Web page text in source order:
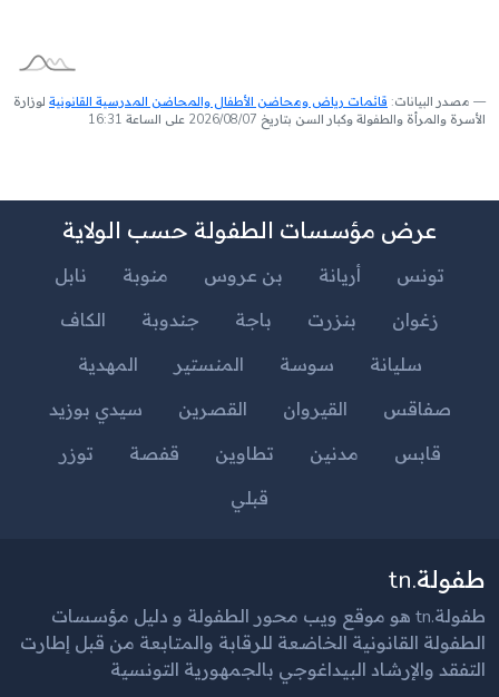
مصدر البيانات: قائمات رياض ومحاضن الأطفال والمحاضن المدرسية القانونية لوزارة
الأسرة والمرأة والطفولة وكبار السن بتاريخ 2026/08/07 على الساعة 16:31
عرض مؤسسات الطفولة حسب الولاية
تونس أريانة بن عروس منوبة
نابل
زغوان
بنزرت باجة جندوبة
الكاف
سليانة
سوسة المنستير
المهدية
صفاقس
القيروان القصرين
سيدي بوزيد
قابس
مدنين تطاوين قفصة
توزر
قبلي
طفولة.tn
طفولة.tn هو موقع ويب محور الطفولة و دليل مؤسسات
الطفولة القانونية الخاضعة للرقابة والمتابعة من قبل إطارت
التفقد والإرشاد البيداغوجي بالجمهورية التونسية